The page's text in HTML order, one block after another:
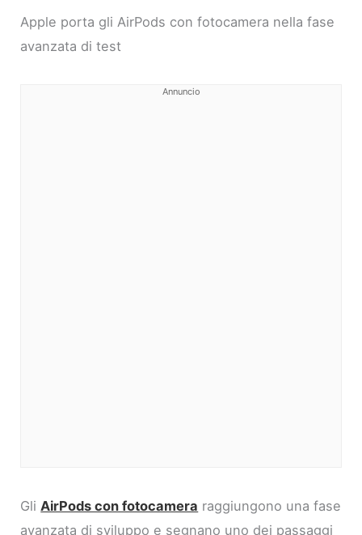
Apple porta gli AirPods con fotocamera nella fase
avanzata di test
Annuncio
GliAirPods con fotocamera raggiungono una fase
avanzata di sviluppo e segnano uno dei passaggi